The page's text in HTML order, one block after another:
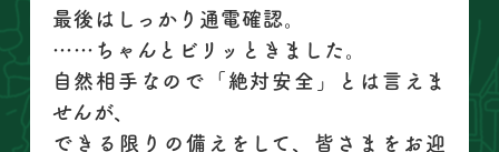
最後はしっかり通電確認。
……ちゃんとビリッときました。
自然相手なので「絶対安全」とは言えま
せんが、
できる限りの備えをして、皆さまをお迎